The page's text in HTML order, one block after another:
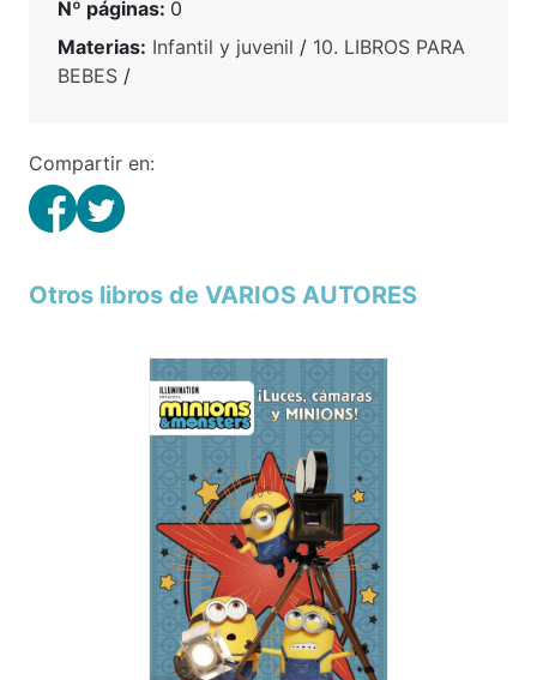
Nº páginas: 0
Materias: Infantil y juvenil / 10. LIBROS PARA
BEBES /
Compartir en:
Otros libros de VARIOS AUTORES